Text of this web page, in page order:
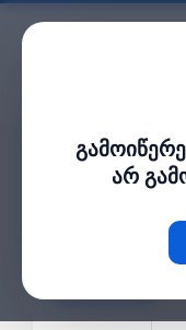
არ
მთავარი›გარე IP